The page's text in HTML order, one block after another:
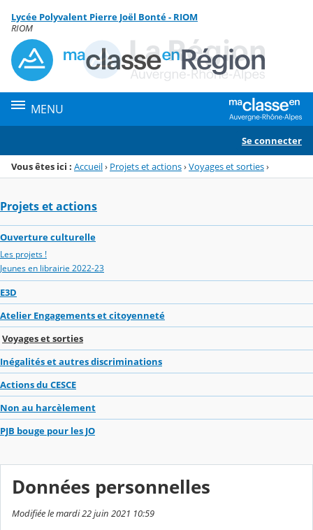
Menu de la rubrique
Contenu
Lycée Polyvalent Pierre Joël Bonté - RIOM
RIOM
MENU
Se connecter
Vous êtes ici : Accueil› Projets et actions›Voyages et sorties›
Projets et actions
Ouverture culturelle
Les projets !
Jeunes en librairie 2022-23
E3D
Atelier Engagements et citoyenneté
Voyages et sorties
Inégalités et autres discriminations
Actions du CESCE
Non au harcèlement
PJB bouge pour les JO
Données personnelles
Modifiée le mardi 22 juin 2021 10:59